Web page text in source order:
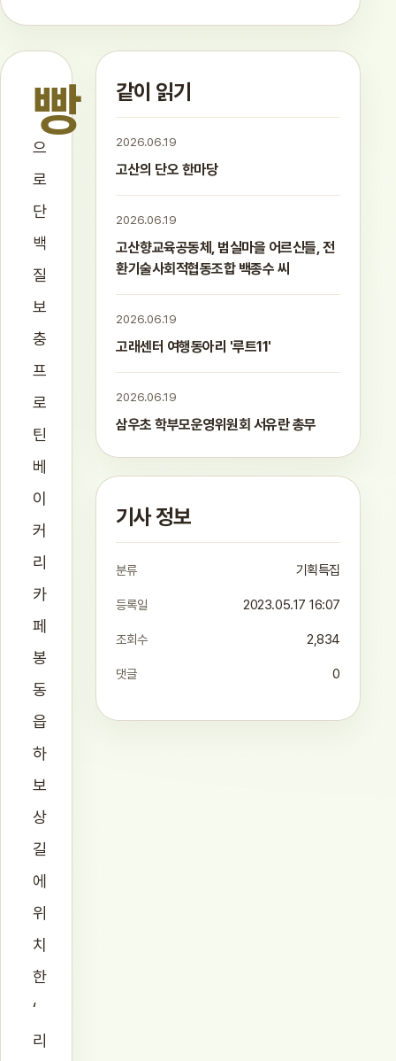
빵
으
로
단
백
질
보
충
프
로
틴
베
이
커
리
카
페
봉
동
읍
하
보
상
길
에
위
치
한
‘
리
같이 읽기
2026.06.19
고산의 단오 한마당
2026.06.19
고산향교육공동체, 범실마을 어르신들, 전
환기술사회적협동조합 백종수 씨
2026.06.19
고래센터 여행동아리 '루트11'
2026.06.19
삼우초 학부모운영위원회 서유란 총무
기사 정보
분류 기획특집
등록일 2023.05.17 16:07
조회수 2,834
댓글 0